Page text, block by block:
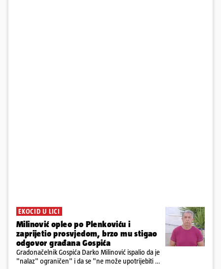
EKOCID U LICI
Milinović opleo po Plenkoviću i
zaprijetio prosvjedom, brzo mu stigao
odgovor građana Gospića
Gradonačelnik Gospića Darko Milinović ispalio da je
"nalaz" ograničen" i da se "ne može upotrijebiti za